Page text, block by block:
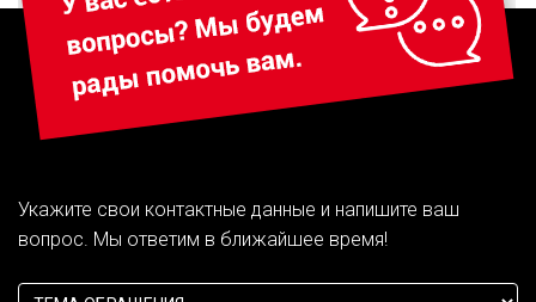
Укажите свои контактные данные и напишите ваш
вопрос. Мы ответим в ближайшее время!